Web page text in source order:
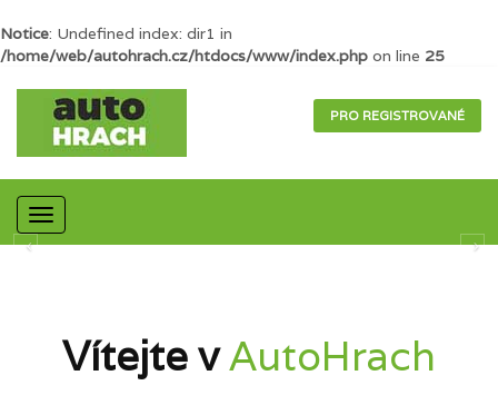
Notice: Undefined index: dir1 in
/home/web/autohrach.cz/htdocs/www/index.php on line 25
PRO REGISTROVANÉ
Mobilní
navigace
Vítejte vAutoHrach